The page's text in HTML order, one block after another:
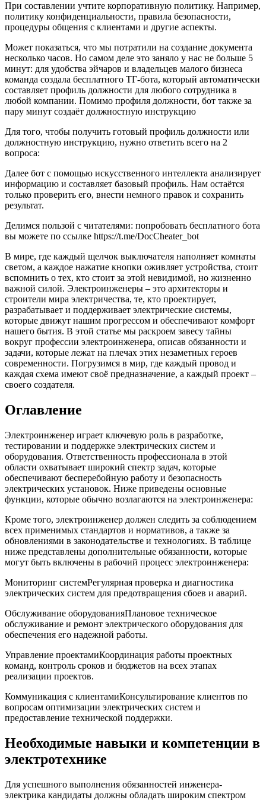
При составлении учтите корпоративную политику. Например,
политику конфиденциальности, правила безопасности,
процедуры общения с клиентами и другие аспекты.
Может показаться, что мы потратили на создание документа
несколько часов. Но самом деле это заняло у нас не больше 5
минут: для удобства эйчаров и владельцев малого бизнеса
команда создала бесплатного ТГ-бота, который автоматически
составляет профиль должности для любого сотрудника в
любой компании. Помимо профиля должности, бот также за
пару минут создаёт должностную инструкцию
Для того, чтобы получить готовый профиль должности или
должностную инструкцию, нужно ответить всего на 2
вопроса:
Далее бот с помощью искусственного интеллекта анализирует
информацию и составляет базовый профиль. Нам остаётся
только проверить его, внести немного правок и сохранить
результат.
Делимся пользой с читателями: попробовать бесплатного бота
вы можете по ссылке https://t.me/DocCheater_bot
В⁣ мире, где каждый щелчок выключателя наполняет ⁢комнаты
светом, а‌ каждое нажатие ⁣кнопки оживляет устройства, стоит‍
вспомнить о тех, кто стоит за этой невидимой, но жизненно
важной силой. Электроинженеры‍ – это архитекторы и
строители мира электричества, те, кто проектирует,
разрабатывает и поддерживает ‌электрические системы,
которые движут нашим прогрессом​ и ‍обеспечивают комфорт
нашего бытия. В этой статье мы раскроем⁢ завесу тайны
вокруг профессии электроинженера,⁢ описав обязанности и
⁤задачи, которые лежат на плечах этих незаметных ⁤героев
современности. Погрузимся в мир, где каждый провод и
каждая схема имеют своё​ предназначение, а каждый проект –
своего создателя.
Оглавление
Электроинженер играет ключевую роль ‍в разработке,
⁤тестировании и поддержке электрических ⁤систем и
оборудования. Ответственность профессионала‍ в этой
области охватывает широкий спектр‍ задач, которые
обеспечивают бесперебойную работу и безопасность
электрических ⁤установок. Ниже приведены основные
функции, которые обычно возлагаются на электроинженера:
Кроме того, электроинженер должен следить за соблюдением
всех ⁢применимых стандартов ⁣и нормативов, а также за
обновлениями ⁣в законодательстве и ‍технологиях. В ⁣таблице
ниже ⁣представлены дополнительные⁣ обязанности, которые
могут быть включены в рабочий процесс электроинженера:
Мониторинг системРегулярная проверка и диагностика
электрических ​систем для предотвращения сбоев и​ аварий.
Обслуживание оборудованияПлановое техническое⁤
обслуживание и ‌ремонт электрического оборудования для
обеспечения его надежной работы.
Управление проектамиКоординация работы проектных
команд, контроль‍ сроков и бюджетов на всех этапах
реализации проектов.
Коммуникация с клиентамиКонсультирование клиентов по
вопросам оптимизации электрических⁤ систем⁣ и
предоставление технической‍ поддержки.
Необходимые навыки и компетенции в
электротехнике
Для‌ успешного выполнения обязанностей инженера-
электрика кандидаты должны обладать широким спектром